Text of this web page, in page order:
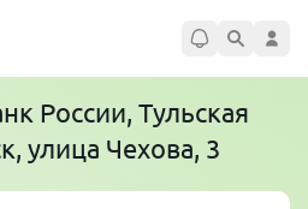
России, Тульская
улица Чехова, 3